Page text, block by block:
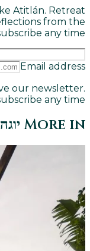
Atitlán. Retreat
from the
any time.
Email address
our newsletter.
any time.
More in